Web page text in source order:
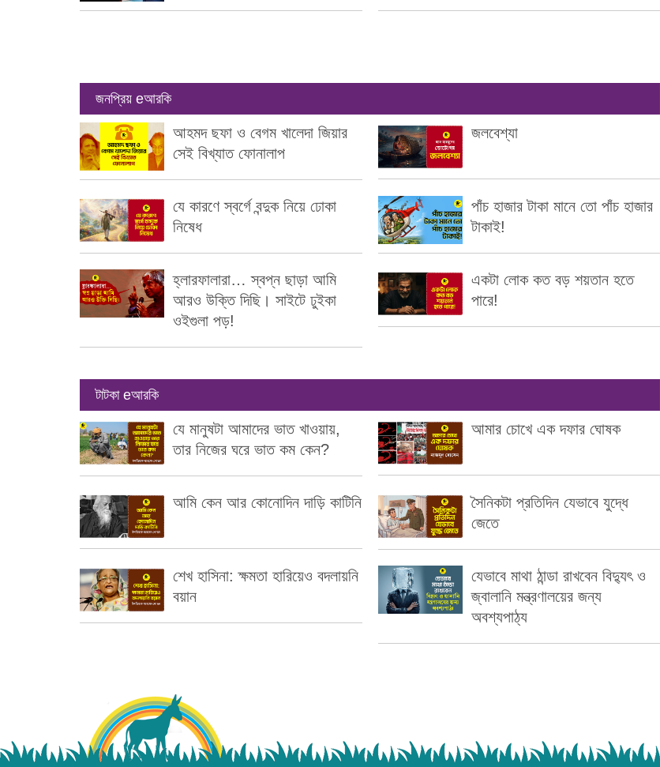
জনপ্রিয় eআরকি
আহমদ ছফা ও বেগম খালেদা জিয়ার
সেই বিখ্যাত ফোনালাপ
জলবেশ্যা
যে কারণে স্বর্গে বন্দুক নিয়ে ঢোকা
নিষেধ
পাঁচ হাজার টাকা মানে তো পাঁচ হাজার
টাকাই!
হ্লারফালারা… স্বপ্ন ছাড়া আমি
আরও উক্তি দিছি। সাইটে ঢুইকা
ওইগুলা পড়!
একটা লোক কত বড় শয়তান হতে
পারে!
টাটকা eআরকি
যে মানুষটা আমাদের ভাত খাওয়ায়,
তার নিজের ঘরে ভাত কম কেন?
আমার চোখে এক দফার ঘোষক
আমি কেন আর কোনোদিন দাড়ি কাটিনি
সৈনিকটা প্রতিদিন যেভাবে যুদ্ধে
জেতে
শেখ হাসিনা: ক্ষমতা হারিয়েও বদলায়নি
বয়ান
যেভাবে মাথা ঠান্ডা রাখবেন বিদ্যুৎ ও
জ্বালানি মন্ত্রণালয়ের জন্য
অবশ্যপাঠ্য